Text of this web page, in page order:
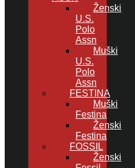
Ženski
U.S.
Polo
Assn
Muški
U.S.
Polo
Assn
FESTINA
Muški
Festina
Ženski
Festina
FOSSIL
Ženski